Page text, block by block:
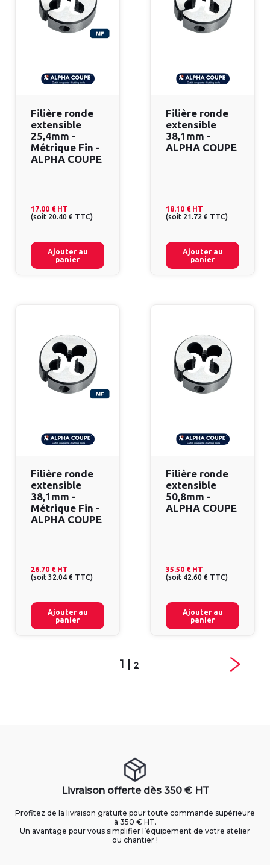
Filière ronde
extensible
25,4mm -
Métrique Fin -
ALPHA COUPE
17.00 € HT
(soit 20.40 € TTC)
Ajouter au
panier
Filière ronde
extensible
38,1mm -
ALPHA COUPE
18.10 € HT
(soit 21.72 € TTC)
Ajouter au
panier
Filière ronde
extensible
38,1mm -
Métrique Fin -
ALPHA COUPE
26.70 € HT
(soit 32.04 € TTC)
Ajouter au
panier
Filière ronde
extensible
50,8mm -
ALPHA COUPE
35.50 € HT
(soit 42.60 € TTC)
Ajouter au
panier
1 | 2
Livraison offerte dès 350 € HT
Profitez de la livraison gratuite pour toute commande supérieure
à 350 € HT.
Un avantage pour vous simplifier l’équipement de votre atelier
ou chantier !